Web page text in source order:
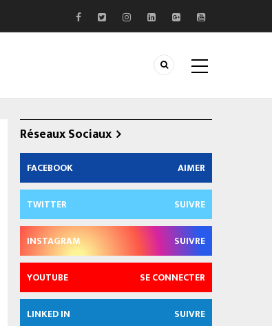
Réseaux Sociaux
FACEBOOK AIMER
TWITTER SUIVRE
INSTAGRAM SUIVRE
YOUTUBE SE CONNECTER
LINKED IN SUIVRE